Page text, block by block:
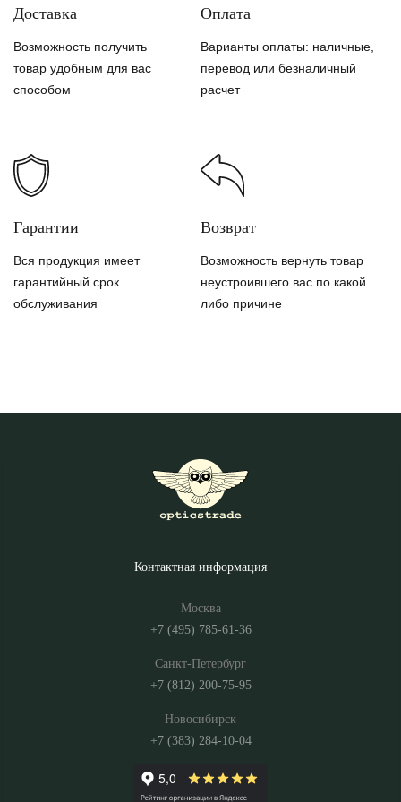
Доставка
Возможность получить
товар удобным для вас
способом
Оплата
Варианты оплаты: наличные,
перевод или безналичный
расчет
Гарантии
Вся продукция имеет
гарантийный срок
обслуживания
Возврат
Возможность вернуть товар
неустроившего вас по какой
либо причине
Контактная информация
Москва
+7 (495) 785-61-36
Санкт-Петербург
+7 (812) 200-75-95
Новосибирск
+7 (383) 284-10-04